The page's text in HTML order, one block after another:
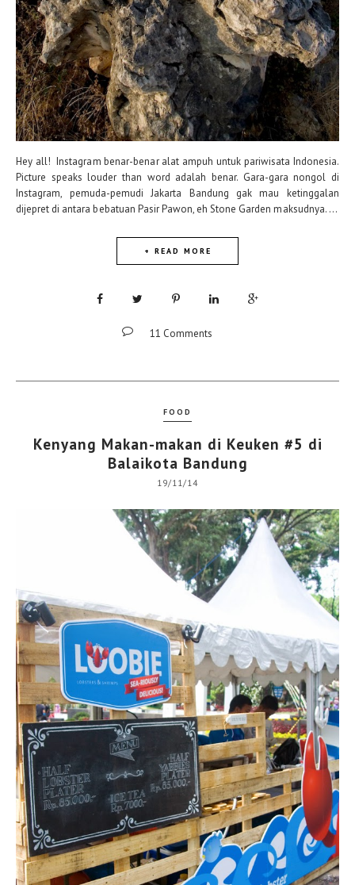
Hey all! Instagram benar-benar alat ampuh untuk pariwisata Indonesia.
Picture speaks louder than word adalah benar. Gara-gara nongol di
Instagram, pemuda-pemudi Jakarta Bandung gak mau ketinggalan
dijepret di antara bebatuan Pasir Pawon, eh Stone Garden maksudnya. ...
+ READ MORE
11 Comments
FOOD
Kenyang Makan-makan di Keuken #5 di
Balaikota Bandung
19/11/14